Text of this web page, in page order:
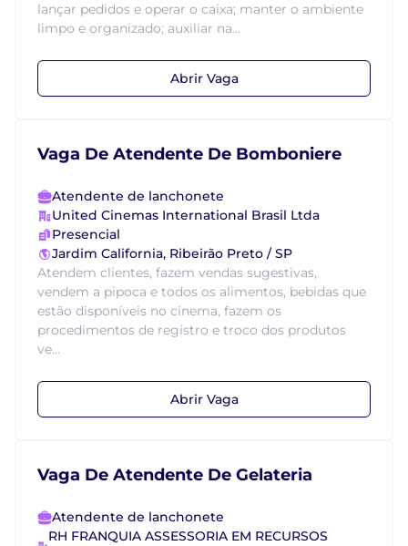
lançar pedidos e operar o caixa; manter o ambiente
limpo e organizado; auxiliar na...
Abrir Vaga
Vaga De Atendente De Bomboniere
Atendente de lanchonete
United Cinemas International Brasil Ltda
Presencial
Jardim California, Ribeirão Preto / SP
Atendem clientes, fazem vendas sugestivas,
vendem a pipoca e todos os alimentos, bebidas que
estão disponíveis no cinema, fazem os
procedimentos de registro e troco dos produtos
ve...
Abrir Vaga
Vaga De Atendente De Gelateria
Atendente de lanchonete
RH FRANQUIA ASSESSORIA EM RECURSOS